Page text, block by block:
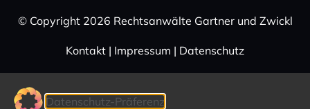
© Copy­right 2026 Rechts­an­wälte Gartner und Zwickl
Kontakt | Impressum | Daten­schutz
Datenschutz-Präferenz